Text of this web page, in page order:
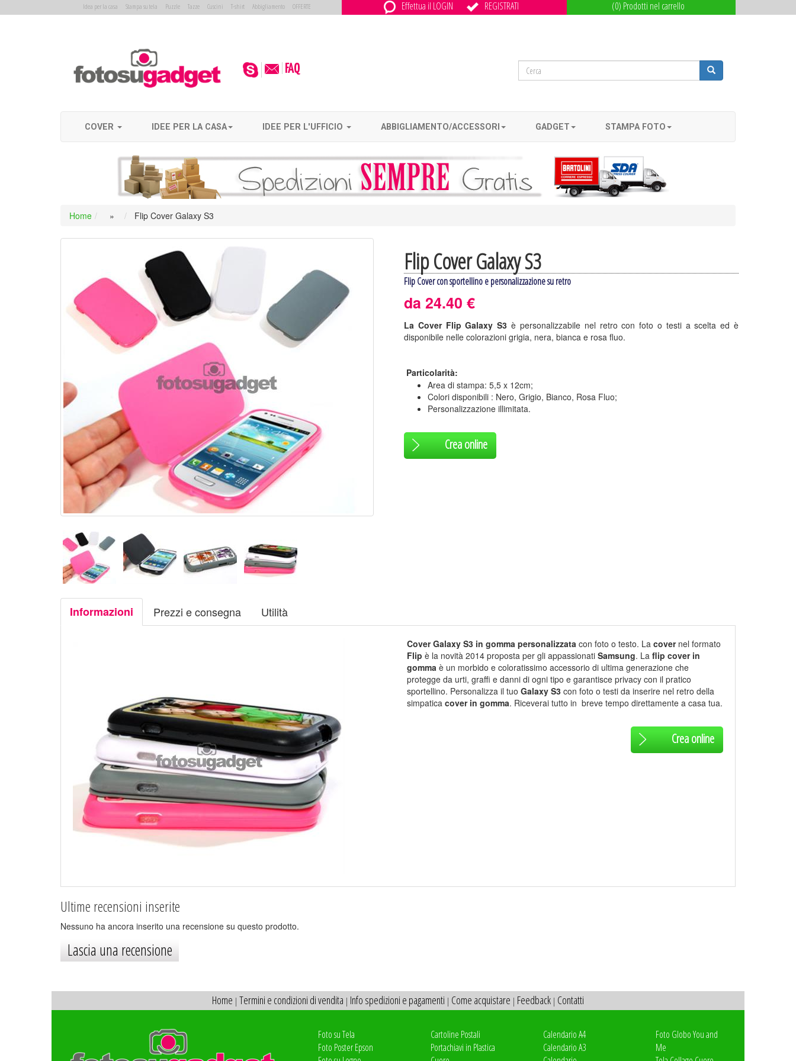
Idea per la casa Stampa su tela Puzzle Tazze Cuscini T-shirt Abbigliamento OFFERTE Effettua il LOGIN REGISTRATI (0) Prodotti nel carrello
Home
COVER IDEE PER LA CASA IDEE PER L'UFFICIO ABBIGLIAMENTO/ACCESSORI GADGET STAMPA FOTO
Home » Flip Cover Galaxy S3
Flip Cover Galaxy S3
Flip Cover con sportellino e personalizzazione su retro
da 24.40 €
La Cover Flip Galaxy S3è personalizzabile nel retro con foto o testi a scelta ed è
disponibile nelle colorazioni grigia, nera, bianca e rosa fluo.
Particolarità:
Area di stampa: 5,5 x 12cm;
Colori disponibili : Nero, Grigio, Bianco, Rosa Fluo;
Personalizzazione illimitata.
Crea online
Informazioni Prezzi e consegna Utilità
Cover Galaxy S3 in gomma personalizzata con foto o testo. La covernel formato
Flip è la novità 2014 proposta per gli appassionati Samsung. La flip cover in
gomma è un morbido e coloratissimo accessorio di ultima generazione che
protegge da urti, graffi e danni di ogni tipo e garantisce privacy con il pratico
sportellino. Personalizza il tuo Galaxy S3 con foto o testi da inserire nel retro della
simpatica cover in gomma. Riceverai tutto in breve tempo direttamente a casa tua.
Crea online
Ultime recensioni inserite
Nessuno ha ancora inserito una recensione su questo prodotto.
Lascia una recensione
Home | Termini e condizioni di vendita | Info spedizioni e pagamenti | Come acquistare | Feedback | Contatti
Foto su Tela
Foto Poster Epson
Cartoline Postali
Portachiavi in Plastica
Calendario A4
Calendario A3
Foto Globo You and
Me